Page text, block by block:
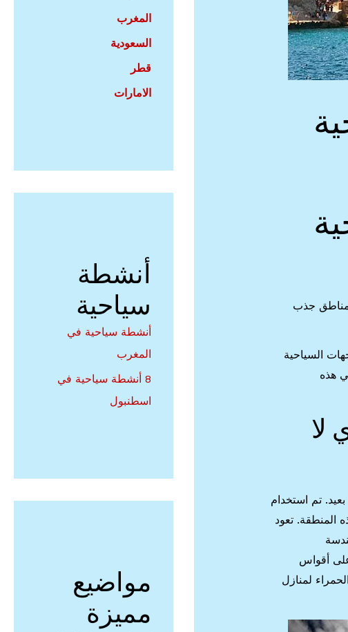
مناطق جذب
السياحية
هذه
لا
تم استخدام
المنطقة. تعود
على أقواس
لمنازل
المغرب
السعودية
قطر
الامارات
أنشطة
سياحية
أنشطة سياحية في
المغرب
8 أنشطة سياحية في
اسطنبول
مواضيع
مميزة